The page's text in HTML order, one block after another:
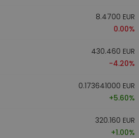
8.4700 EUR
0.00%
430.460 EUR
-4.20%
0.173641000 EUR
+5.60%
320.160 EUR
+1.00%